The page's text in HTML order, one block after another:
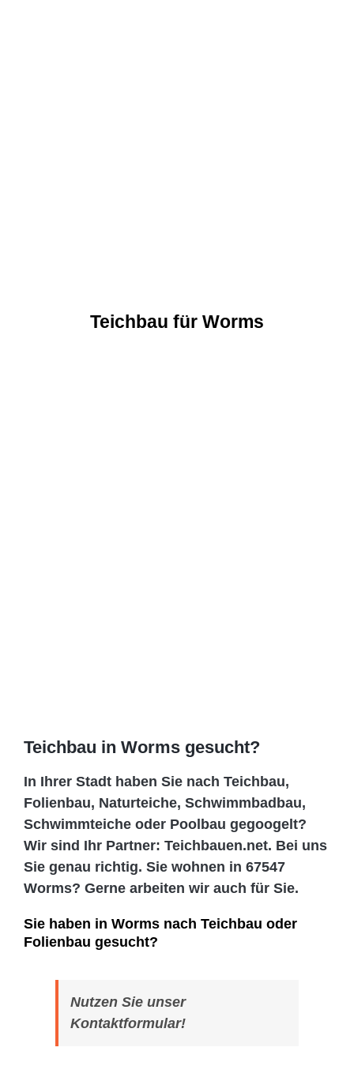
Teichbau für Worms
Teichbau in Worms gesucht?
In Ihrer Stadt haben Sie nach Teichbau,
Folienbau, Naturteiche, Schwimmbadbau,
Schwimmteiche oder Poolbau gegoogelt?
Wir sind Ihr Partner: Teichbauen.net. Bei uns
Sie genau richtig. Sie wohnen in 67547
Worms? Gerne arbeiten wir auch für Sie.
Sie haben in Worms nach Teichbau oder
Folienbau gesucht?
Nutzen Sie unser
Kontaktformular!